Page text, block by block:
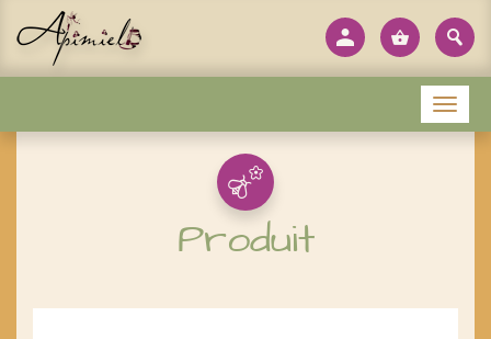
Produit
Menu
Panneau de gestion des cookies